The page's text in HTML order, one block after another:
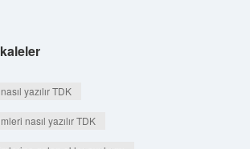
yazılır TDK
nasıl yazılır TDK